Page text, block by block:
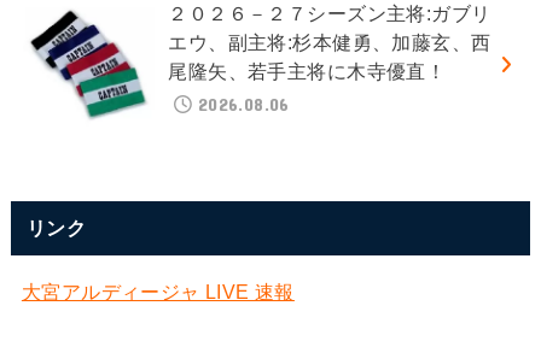
２０２６－２７シーズン主将:ガブリ
エウ、副主将:杉本健勇、加藤玄、西
尾隆矢、若手主将に木寺優直！
2026.08.06
リンク
大宮アルディージャ LIVE 速報